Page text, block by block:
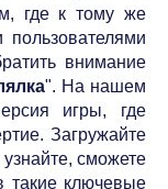
где к тому же
внимание
". На нашем
игры, где
Загружайте
сможете
такие ключевые